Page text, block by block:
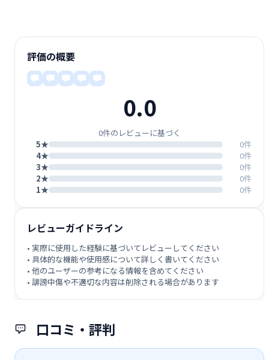
口コミ・評判
評価の概要
0.0
0件のレビューに基づく
5★
0件
4★
0件
3★
0件
2★
0件
1★
0件
レビューガイドライン
• 実際に使用した経験に基づいてレビューしてください
• 具体的な機能や使用感について詳しく書いてください
• 他のユーザーの参考になる情報を含めてください
• 誹謗中傷や不適切な内容は削除される場合があります